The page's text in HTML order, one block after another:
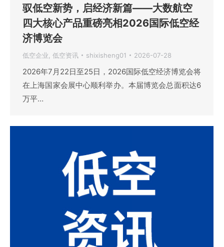
驭低空新势，启经济新篇——大数航空
四大核心产品重磅亮相2026国际低空经
济博览会
低空企业, 低空资讯 shixisheng01 2026-07-28
2026年7月22日至25日，2026国际低空经济博览会将
在上海国家会展中心顺利举办。本届博览会总面积达6
万平…